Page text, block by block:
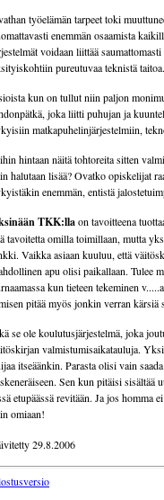
työelämän tarpeet toki
enemmän osaamista
voidaan liittää
pureutuvaa teknistä taitoa.
kun on tullut niin paljon
joka liitti puhujan ja
matkapuhelinjärjestelmiin,
hintaan näitä tohtoreita sitten
halutaan lisää? Ovatko opiskelijat
enemmän, entistä
TKK:llaon tavoitteena
tavoitetta omilla toimillaan, mutta
Vaikka asiaan kuuluu, että
apu olisi paikallaan. Tulee
kun tieteen tekeminen
pitää myös jonkin verran kärsiä
se ole koulutusjärjestelmä, joka
valmistumisaikatauluja.
itseäänkin. Parasta olisi vain
Sen kun pitäisi
etupäässä revitään. Ja jos
omiaan!
29.8.2006